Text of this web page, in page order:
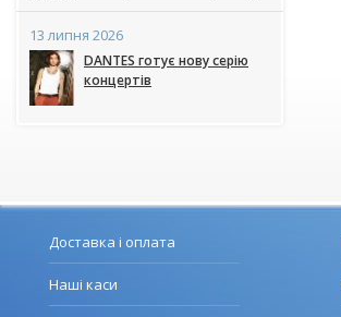
13 липня 2026
DANTES готує нову серію
концертів
Доставка і оплата
Наші каси